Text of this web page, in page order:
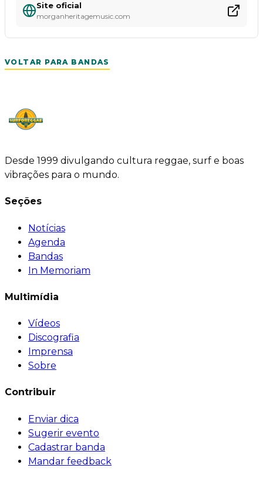
Site oficial
morganheritagemusic.com
VOLTAR PARA BANDAS
Desde 1999 divulgando cultura reggae, surf e boas
vibrações para o mundo.
Seções
Notícias
Agenda
Bandas
In Memoriam
Multimídia
Vídeos
Discografia
Imprensa
Sobre
Contribuir
Enviar dica
Sugerir evento
Cadastrar banda
Mandar feedback